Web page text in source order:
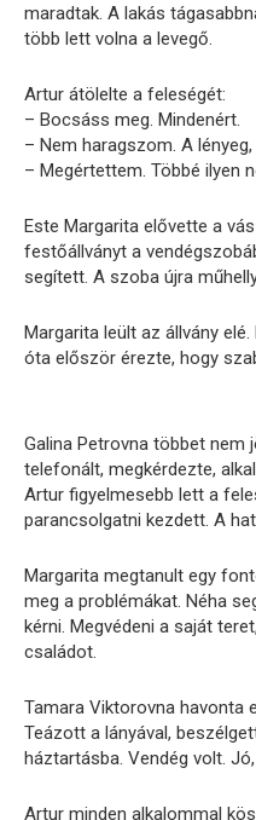
maradtak. A lakás
több lett volna a levegő.
Artur átölelte a feleségét:
– Bocsáss meg. Mindenért.
– Nem haragszom. A
– Megértettem. Többé ilyen
Este Margarita elővette a
festőállványt a
segített. A szoba újra
Margarita leült az állvány
óta először érezte, hogy
Galina Petrovna többet nem
telefonált, megkérdezte,
Artur figyelmesebb lett a
parancsolgatni kezdett. A
Margarita megtanult egy
meg a problémákat. Néha
kérni. Megvédeni a saját
családot.
Tamara Viktorovna havonta
Teázott a lányával,
háztartásba. Vendég volt.
Artur minden alkalommal